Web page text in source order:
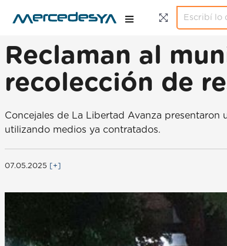
Reclaman al
recolección de
Concejales de La Libertad Avanza
utilizando medios ya contratados.
07.05.2025 [+]